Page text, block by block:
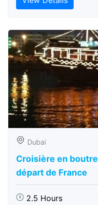
Dubai
Croisière en
départ de France
2.5 Hours